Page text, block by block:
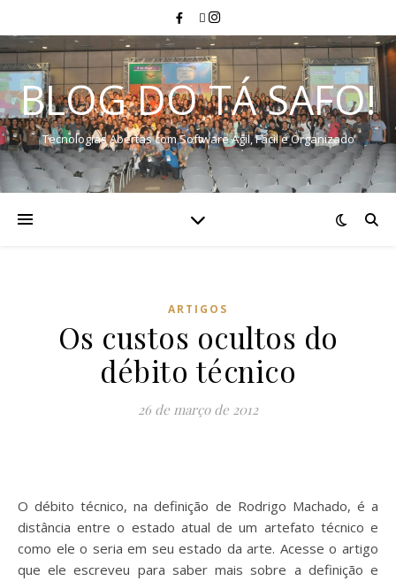
BLOG DO TÁ SAFO!
Tecnologias Abertas com Software Ágil, Fácil e Organizado
ARTIGOS
Os custos ocultos do
débito técnico
26 de março de 2012
O débito técnico, na definição de Rodrigo Machado, é a
distância entre o estado atual de um artefato técnico e
como ele o seria em seu estado da arte. Acesse o artigo
que ele escreveu para saber mais sobre a definição e